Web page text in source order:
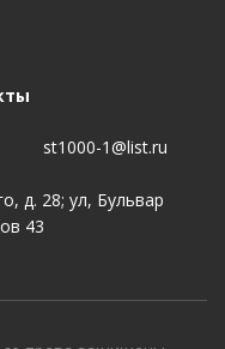
st1000-1@list.ru
д. 28; ул, Бульвар
43